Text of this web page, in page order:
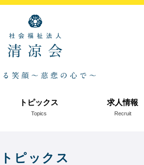
トピックス
Topics
求人情報
Recruit
トピックス